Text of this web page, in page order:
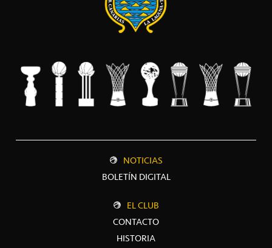
NOTICIAS
BOLETÍN DIGITAL
EL CLUB
CONTACTO
HISTORIA